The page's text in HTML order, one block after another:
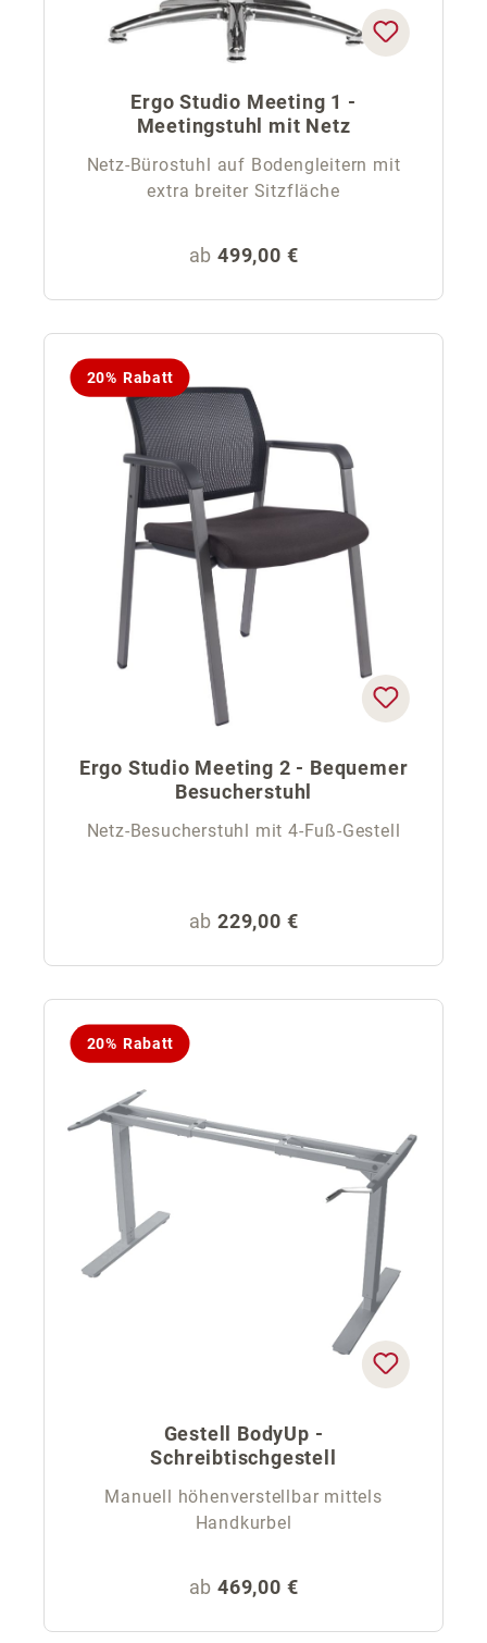
Ergo Studio Meeting 1 -
Meetingstuhl mit Netz
Netz-Bürostuhl auf Bodengleitern mit
extra breiter Sitzfläche
Regulärer Preis:
ab 499,00 €
20% Rabatt
Ergo Studio Meeting 2 - Bequemer
Besucherstuhl
Netz-Besucherstuhl mit 4-Fuß-Gestell
Regulärer Preis:
ab 229,00 €
20% Rabatt
Gestell BodyUp -
Schreibtischgestell
Manuell höhenverstellbar mittels
Handkurbel
Regulärer Preis:
ab 469,00 €